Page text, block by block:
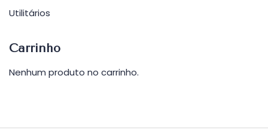
Utilitários
Carrinho
Nenhum produto no carrinho.